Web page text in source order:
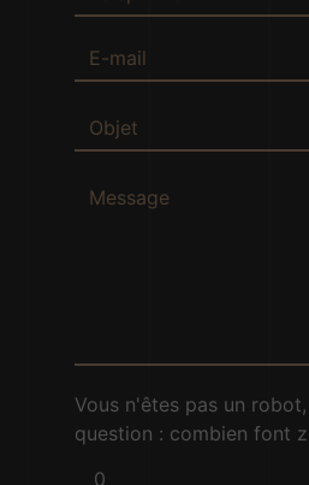
Vous n'êtes pas un
question : combien font